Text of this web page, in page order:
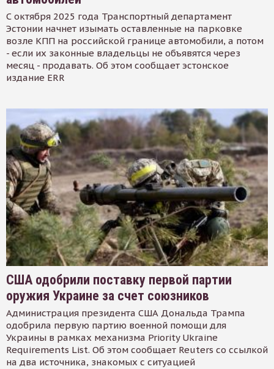
С октября 2025 года Транспортный департамент
Эстонии начнет изымать оставленные на парковке
возле КПП на российской границе автомобили, а потом
- если их законные владельцы не объявятся через
месяц - продавать. Об этом сообщает эстонское
издание ERR
США одобрили поставку первой партии
оружия Украине за счет союзников
Администрация президента США Дональда Трампа
одобрила первую партию военной помощи для
Украины в рамках механизма Priority Ukraine
Requirements List. Об этом сообщает Reuters со ссылкой
на два источника, знакомых с ситуацией